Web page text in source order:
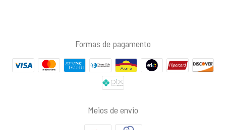
Formas de pagamento
Meios de envio